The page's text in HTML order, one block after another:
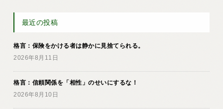
最近の投稿
格言：保険をかける者は静かに見捨てられる。
2026年8月11日
格言：信頼関係を「相性」のせいにするな！
2026年8月10日